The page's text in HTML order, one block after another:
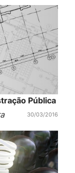
Pública
30/03/2016